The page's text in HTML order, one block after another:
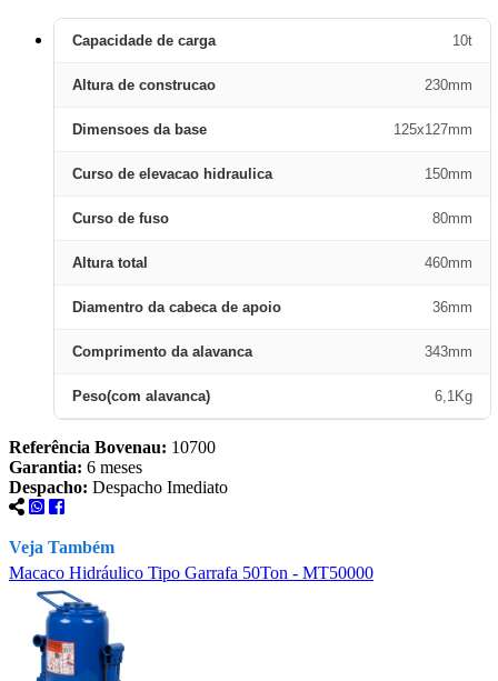
Capacidade de carga 10t
Altura de construcao 230mm
Dimensoes da base 125x127mm
Curso de elevacao hidraulica 150mm
Curso de fuso 80mm
Altura total 460mm
Diamentro da cabeca de apoio 36mm
Comprimento da alavanca 343mm
Peso(com alavanca) 6,1Kg
Referência Bovenau: 10700
Garantia: 6 meses
Despacho: Despacho Imediato
Veja Também
Macaco Hidráulico Tipo Garrafa 50Ton - MT50000